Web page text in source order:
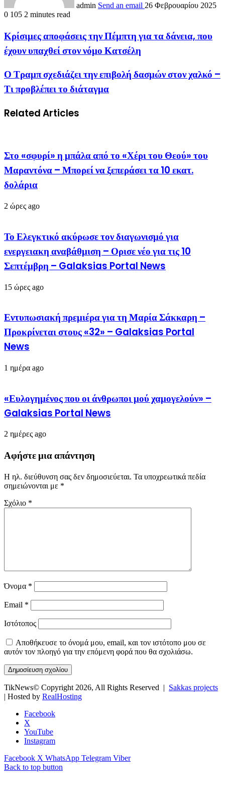
admin Send an email 26 Φεβρουαρίου 2025
0 105 2 minutes read
Κρίσιμες αποφάσεις την Πέμπτη για τα δάνεια, που
έχουν υπαχθεί στον νόμο Κατσέλη
Ο Τραμπ σχεδιάζει την επιβολή δασμών στον χαλκό –
Τι προβλέπει το διάταγμα
Related Articles
Στο «σφυρί» η μπάλα από το «Χέρι του Θεού» του
Μαραντόνα – Μπορεί να ξεπεράσει τα 10 εκατ.
δολάρια
2 ώρες ago
Το Ελεγκτικό ακύρωσε τον διαγωνισμό για
ενεργειακη αναβάθμιση – Ορισε νέο για τις 10
Σεπτέμβρη – Galaksias Portal News
15 ώρες ago
Εντυπωσιακή πρεμιέρα για τη Μαρία Σάκκαρη –
Προκρίνεται στους «32» – Galaksias Portal
News
1 ημέρα ago
«Ευλογημένος που οι άνθρωποι μού χαμογελούν» –
Galaksias Portal News
2 ημέρες ago
Αφήστε μια απάντηση
Η ηλ. διεύθυνση σας δεν δημοσιεύεται. Τα υποχρεωτικά πεδία
σημειώνονται με *
Σχόλιο *
Όνομα *
Email *
Ιστότοπος
Αποθήκευσε το όνομά μου, email, και τον ιστότοπο μου σε
αυτόν τον πλοηγό για την επόμενη φορά που θα σχολιάσω.
TikNews© Copyright 2026, All Rights Reserved | Sakkas projects
| Hosted by RealHosting
Facebook
X
YouTube
Instagram
Facebook X WhatsApp Telegram Viber
Back to top button